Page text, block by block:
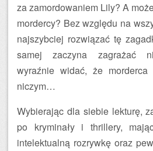
za zamordowaniem Lily? A
mordercy? Bez względu na
najszybciej rozwiązać tę
samej zaczyna zagrażać
wyraźnie widać, że
niczym…
Wybierając dla siebie lekturę,
po kryminały i thrillery,
intelektualną rozrywkę oraz